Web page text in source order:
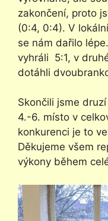
zakončení, proto
(0:4, 0:4). V
se nám dařilo
vyhráli 5:1, v
dotáhli
Skončili jsme
4.-6. místo v
konkurenci je to
Děkujeme všem
výkony během